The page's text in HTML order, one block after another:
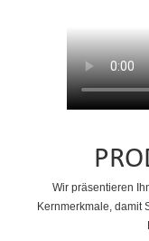
Wir präsentieren
Kernmerkmale, damit